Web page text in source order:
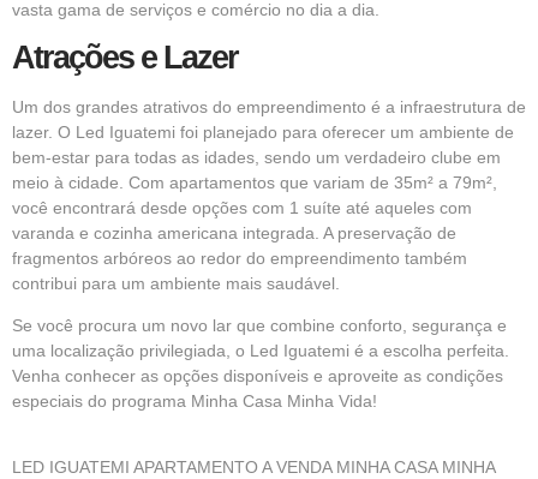
vasta gama de serviços e comércio no dia a dia.
Atrações e Lazer
Um dos grandes atrativos do empreendimento é a infraestrutura de
lazer. O Led Iguatemi foi planejado para oferecer um ambiente de
bem-estar para todas as idades, sendo um verdadeiro clube em
meio à cidade. Com apartamentos que variam de 35m² a 79m²,
você encontrará desde opções com 1 suíte até aqueles com
varanda e cozinha americana integrada. A preservação de
fragmentos arbóreos ao redor do empreendimento também
contribui para um ambiente mais saudável.
Se você procura um novo lar que combine conforto, segurança e
uma localização privilegiada, o Led Iguatemi é a escolha perfeita.
Venha conhecer as opções disponíveis e aproveite as condições
especiais do programa Minha Casa Minha Vida!
LED IGUATEMI APARTAMENTO A VENDA MINHA CASA MINHA